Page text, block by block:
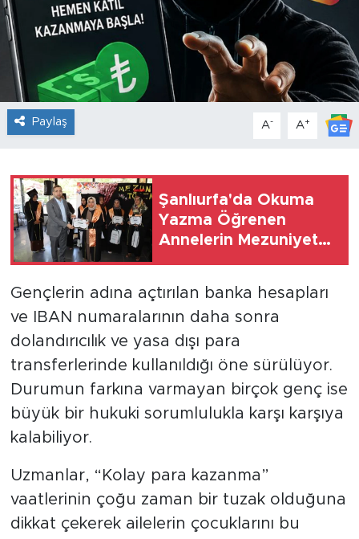
Paylaş A- A+
Şanlıurfa'da Okuma
Yazma Öğrenen
Annelerin Mezuniyet
Gençlerin adına açtırılan banka hesapları
ve IBAN numaralarının daha sonra
dolandırıcılık ve yasa dışı para
transferlerinde kullanıldığı öne sürülüyor.
Durumun farkına varmayan birçok genç ise
büyük bir hukuki sorumlulukla karşı karşıya
kalabiliyor.
Uzmanlar, “Kolay para kazanma”
vaatlerinin çoğu zaman bir tuzak olduğuna
dikkat çekerek ailelerin çocuklarını bu